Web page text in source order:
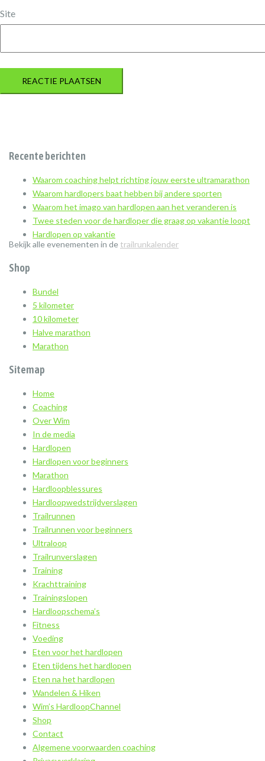
Site
Recente berichten
Waarom coaching helpt richting jouw eerste ultramarathon
Waarom hardlopers baat hebben bij andere sporten
Waarom het imago van hardlopen aan het veranderen is
Twee steden voor de hardloper die graag op vakantie loopt
Hardlopen op vakantie
Bekijk alle evenementen in de trailrunkalender
Shop
Bundel
5 kilometer
10 kilometer
Halve marathon
Marathon
Sitemap
Home
Coaching
Over Wim
In de media
Hardlopen
Hardlopen voor beginners
Marathon
Hardloopblessures
Hardloopwedstrijdverslagen
Trailrunnen
Trailrunnen voor beginners
Ultraloop
Trailrunverslagen
Training
Krachttraining
Trainingslopen
Hardloopschema’s
Fitness
Voeding
Eten voor het hardlopen
Eten tijdens het hardlopen
Eten na het hardlopen
Wandelen & Hiken
Wim’s HardloopChannel
Shop
Contact
Algemene voorwaarden coaching